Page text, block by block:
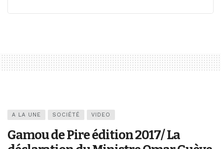
A LA UNE SOCIÉTÉ VIDEO
Gamou de Pire édition 2017/ La